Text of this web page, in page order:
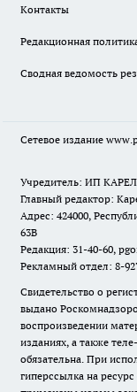
Контакты
Редакционная
Сводная ведомость
Сетевое издание
Учредитель: ИП
Главный редактор:
Адрес: 424000,
63В
Редакция: 31-40-60,
Рекламный отдел: 8-
Свидетельство о
выдано
воспроизведении
изданиях, а также
обязательна. При
гиперссылка на